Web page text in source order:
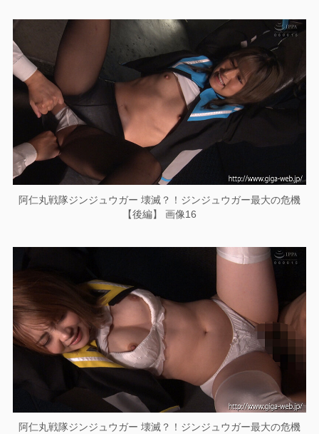
阿仁丸戦隊ジンジュウガー 壊滅？！ジンジュウガー最大の危機
【後編】 画像16
阿仁丸戦隊ジンジュウガー 壊滅？！ジンジュウガー最大の危機